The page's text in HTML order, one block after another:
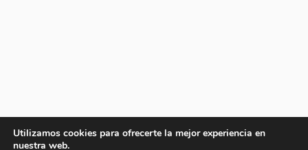
Utilizamos cookies para ofrecerte la mejor experiencia en
nuestra web.